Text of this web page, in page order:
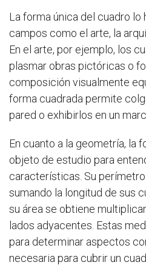
La forma única del cuadro
campos como el arte, la
En el arte, por ejemplo, los
plasmar obras pictóricas o
composición visualmente
forma cuadrada permite
pared o exhibirlos en un
En cuanto a la geometría, la
objeto de estudio para
características. Su
sumando la longitud de sus
su área se obtiene
lados adyacentes. Estas
para determinar aspectos
necesaria para cubrir un